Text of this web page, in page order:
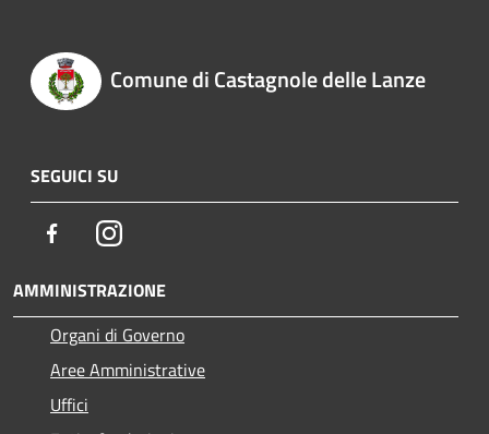
Comune di Castagnole delle Lanze
SEGUICI SU
FacebookInstagram
AMMINISTRAZIONE
Organi di Governo
Aree Amministrative
Uffici